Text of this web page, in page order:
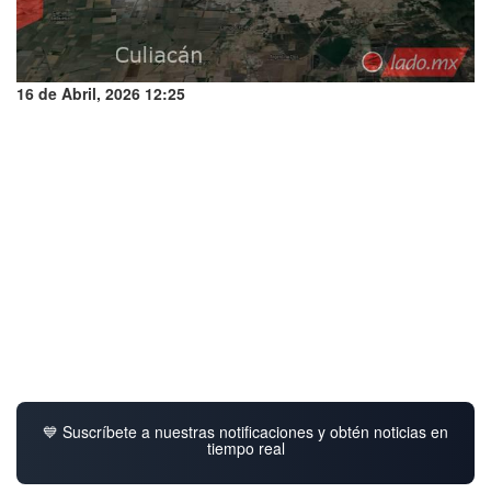
16 de Abril, 2026 12:25
💙 Suscríbete a nuestras notificaciones y obtén noticias en
tiempo real